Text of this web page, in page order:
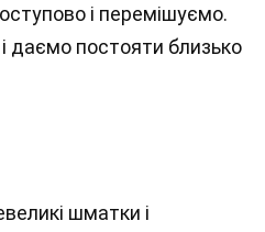
і перемішуємо.
даємо постояти близько
шматки і